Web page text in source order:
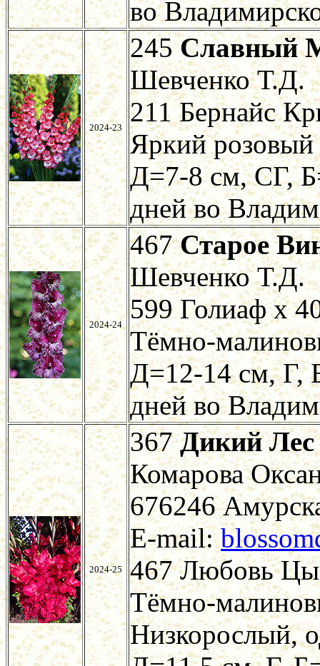
во
2024-23
245Славный
Шевченко Т.Д.
211 Бернайс
Яркий розовый
Д=7-8 см, СГ,
дней во
2024-24
467Старое
Шевченко Т.Д.
599 Голиаф х
Тёмно-
Д=12-14 см, Г,
дней во
2024-25
367Дикий Лес
Комарова
676246
E-mail:
467 Любовь
Тёмно-
Низкорослый,